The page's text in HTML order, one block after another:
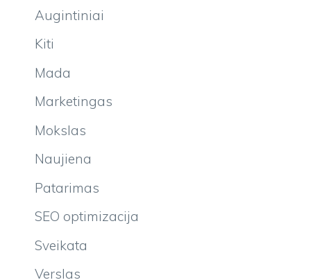
Augintiniai
Kiti
Mada
Marketingas
Mokslas
Naujiena
Patarimas
SEO optimizacija
Sveikata
Verslas